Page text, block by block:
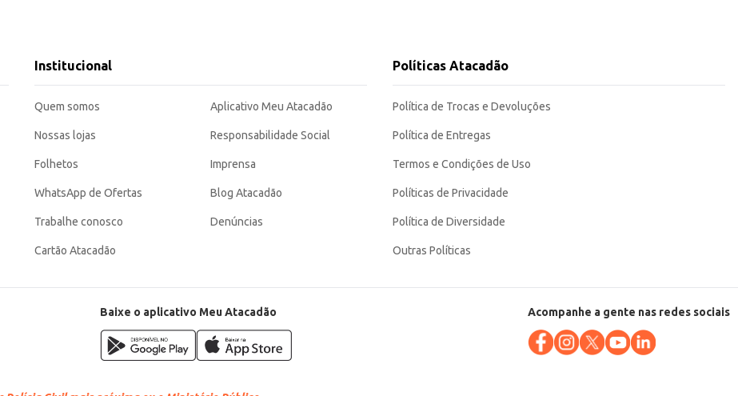
e a ventilação do veículo.
refrescante, contribuindo para um ambiente mais agradável no seu veículo. Sua embalagem compacta e o aroma de morango são ideais para manter o seu
Institucional
Quem somos
Nossas lojas
Folhetos
WhatsApp de Ofertas
Trabalhe conosco
Cartão Atacadão
Aplicativo Meu Atacadão
Responsabilidade Social
Imprensa
Blog Atacadão
Denúncias
Políticas Atacadão
Política de Trocas e Devoluções
Política de Entregas
Termos e Condições de Uso
Políticas de Privacidade
Política de Diversidade
Outras Políticas
Baixe o aplicativo Meu Atacadão Acompanhe a gente nas redes sociais